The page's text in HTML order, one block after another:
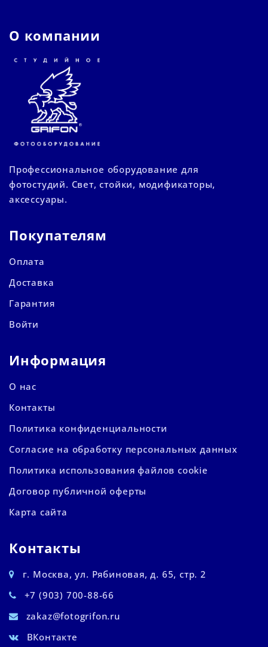
О компании
Профессиональное оборудование для
фотостудий. Свет, стойки, модификаторы,
аксессуары.
Покупателям
Оплата
Доставка
Гарантия
Войти
Информация
О нас
Контакты
Политика конфиденциальности
Согласие на обработку персональных данных
Политика использования файлов cookie
Договор публичной оферты
Карта сайта
Контакты
г. Москва, ул. Рябиновая, д. 65, стр. 2
+7 (903) 700-88-66
zakaz@fotogrifon.ru
ВКонтакте